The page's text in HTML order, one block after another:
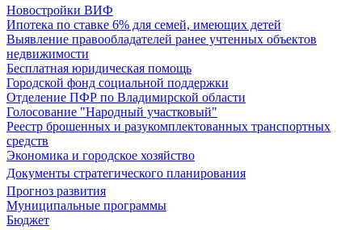
Новостройки ВИФ
Ипотека по ставке 6% для семей, имеющих детей
Выявление правообладателей ранее учтенных объектов
недвижимости
Бесплатная юридическая помощь
Городской фонд социальной поддержки
Отделение ПФР по Владимирской области
Голосование "Народный участковый"
Реестр брошенных и разукомплектованных транспортных
средств
Экономика и городское хозяйство
Документы стратегического планирования
Прогноз развития
Муниципальные программы
Бюджет